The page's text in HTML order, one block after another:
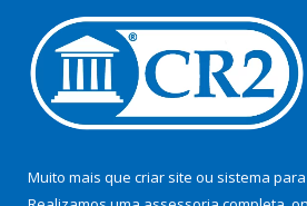
Muito mais que criar site ou sistema